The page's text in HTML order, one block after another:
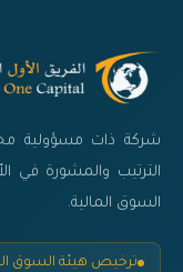
الترتيب والمشورة في
السوق المالية.
ترخيص هيئة السوق المالية